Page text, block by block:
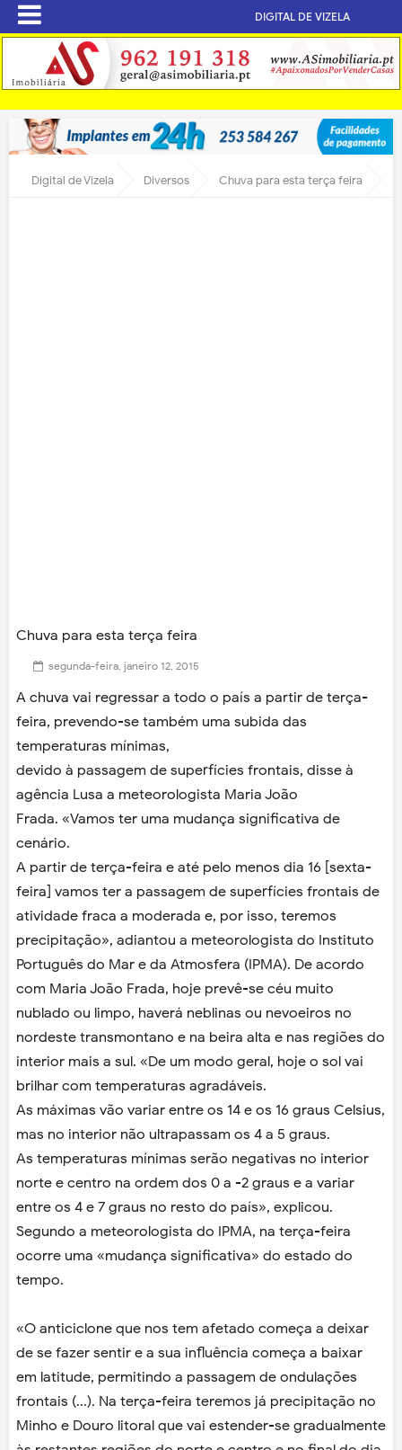
DIGITAL DE VIZELA
Digital de Vizela Diversos Chuva para esta terça feira
Chuva para esta terça feira
segunda-feira, janeiro 12, 2015
A chuva vai regressar a todo o país a partir de terça-
feira, prevendo-se também uma subida das
temperaturas mínimas,
devido à passagem de superfícies frontais, disse à
agência Lusa a meteorologista Maria João
Frada. «Vamos ter uma mudança significativa de
cenário.
A partir de terça-feira e até pelo menos dia 16 [sexta-
feira] vamos ter a passagem de superfícies frontais de
atividade fraca a moderada e, por isso, teremos
precipitação», adiantou a meteorologista do Instituto
Português do Mar e da Atmosfera (IPMA). De acordo
com Maria João Frada, hoje prevê-se céu muito
nublado ou limpo, haverá neblinas ou nevoeiros no
nordeste transmontano e na beira alta e nas regiões do
interior mais a sul. «De um modo geral, hoje o sol vai
brilhar com temperaturas agradáveis.
As máximas vão variar entre os 14 e os 16 graus Celsius,
mas no interior não ultrapassam os 4 a 5 graus.
As temperaturas mínimas serão negativas no interior
norte e centro na ordem dos 0 a -2 graus e a variar
entre os 4 e 7 graus no resto do país», explicou.
Segundo a meteorologista do IPMA, na terça-feira
ocorre uma «mudança significativa» do estado do
tempo.
«O anticiclone que nos tem afetado começa a deixar
de se fazer sentir e a sua influência começa a baixar
em latitude, permitindo a passagem de ondulações
frontais (...). Na terça-feira teremos já precipitação no
Minho e Douro litoral que vai estender-se gradualmente